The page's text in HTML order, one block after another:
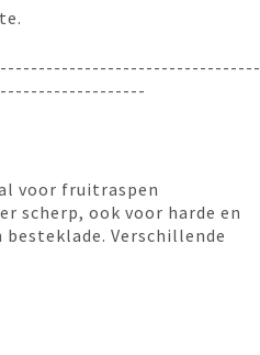
voor fruitraspen
scherp, ook voor harde en
Verschillende